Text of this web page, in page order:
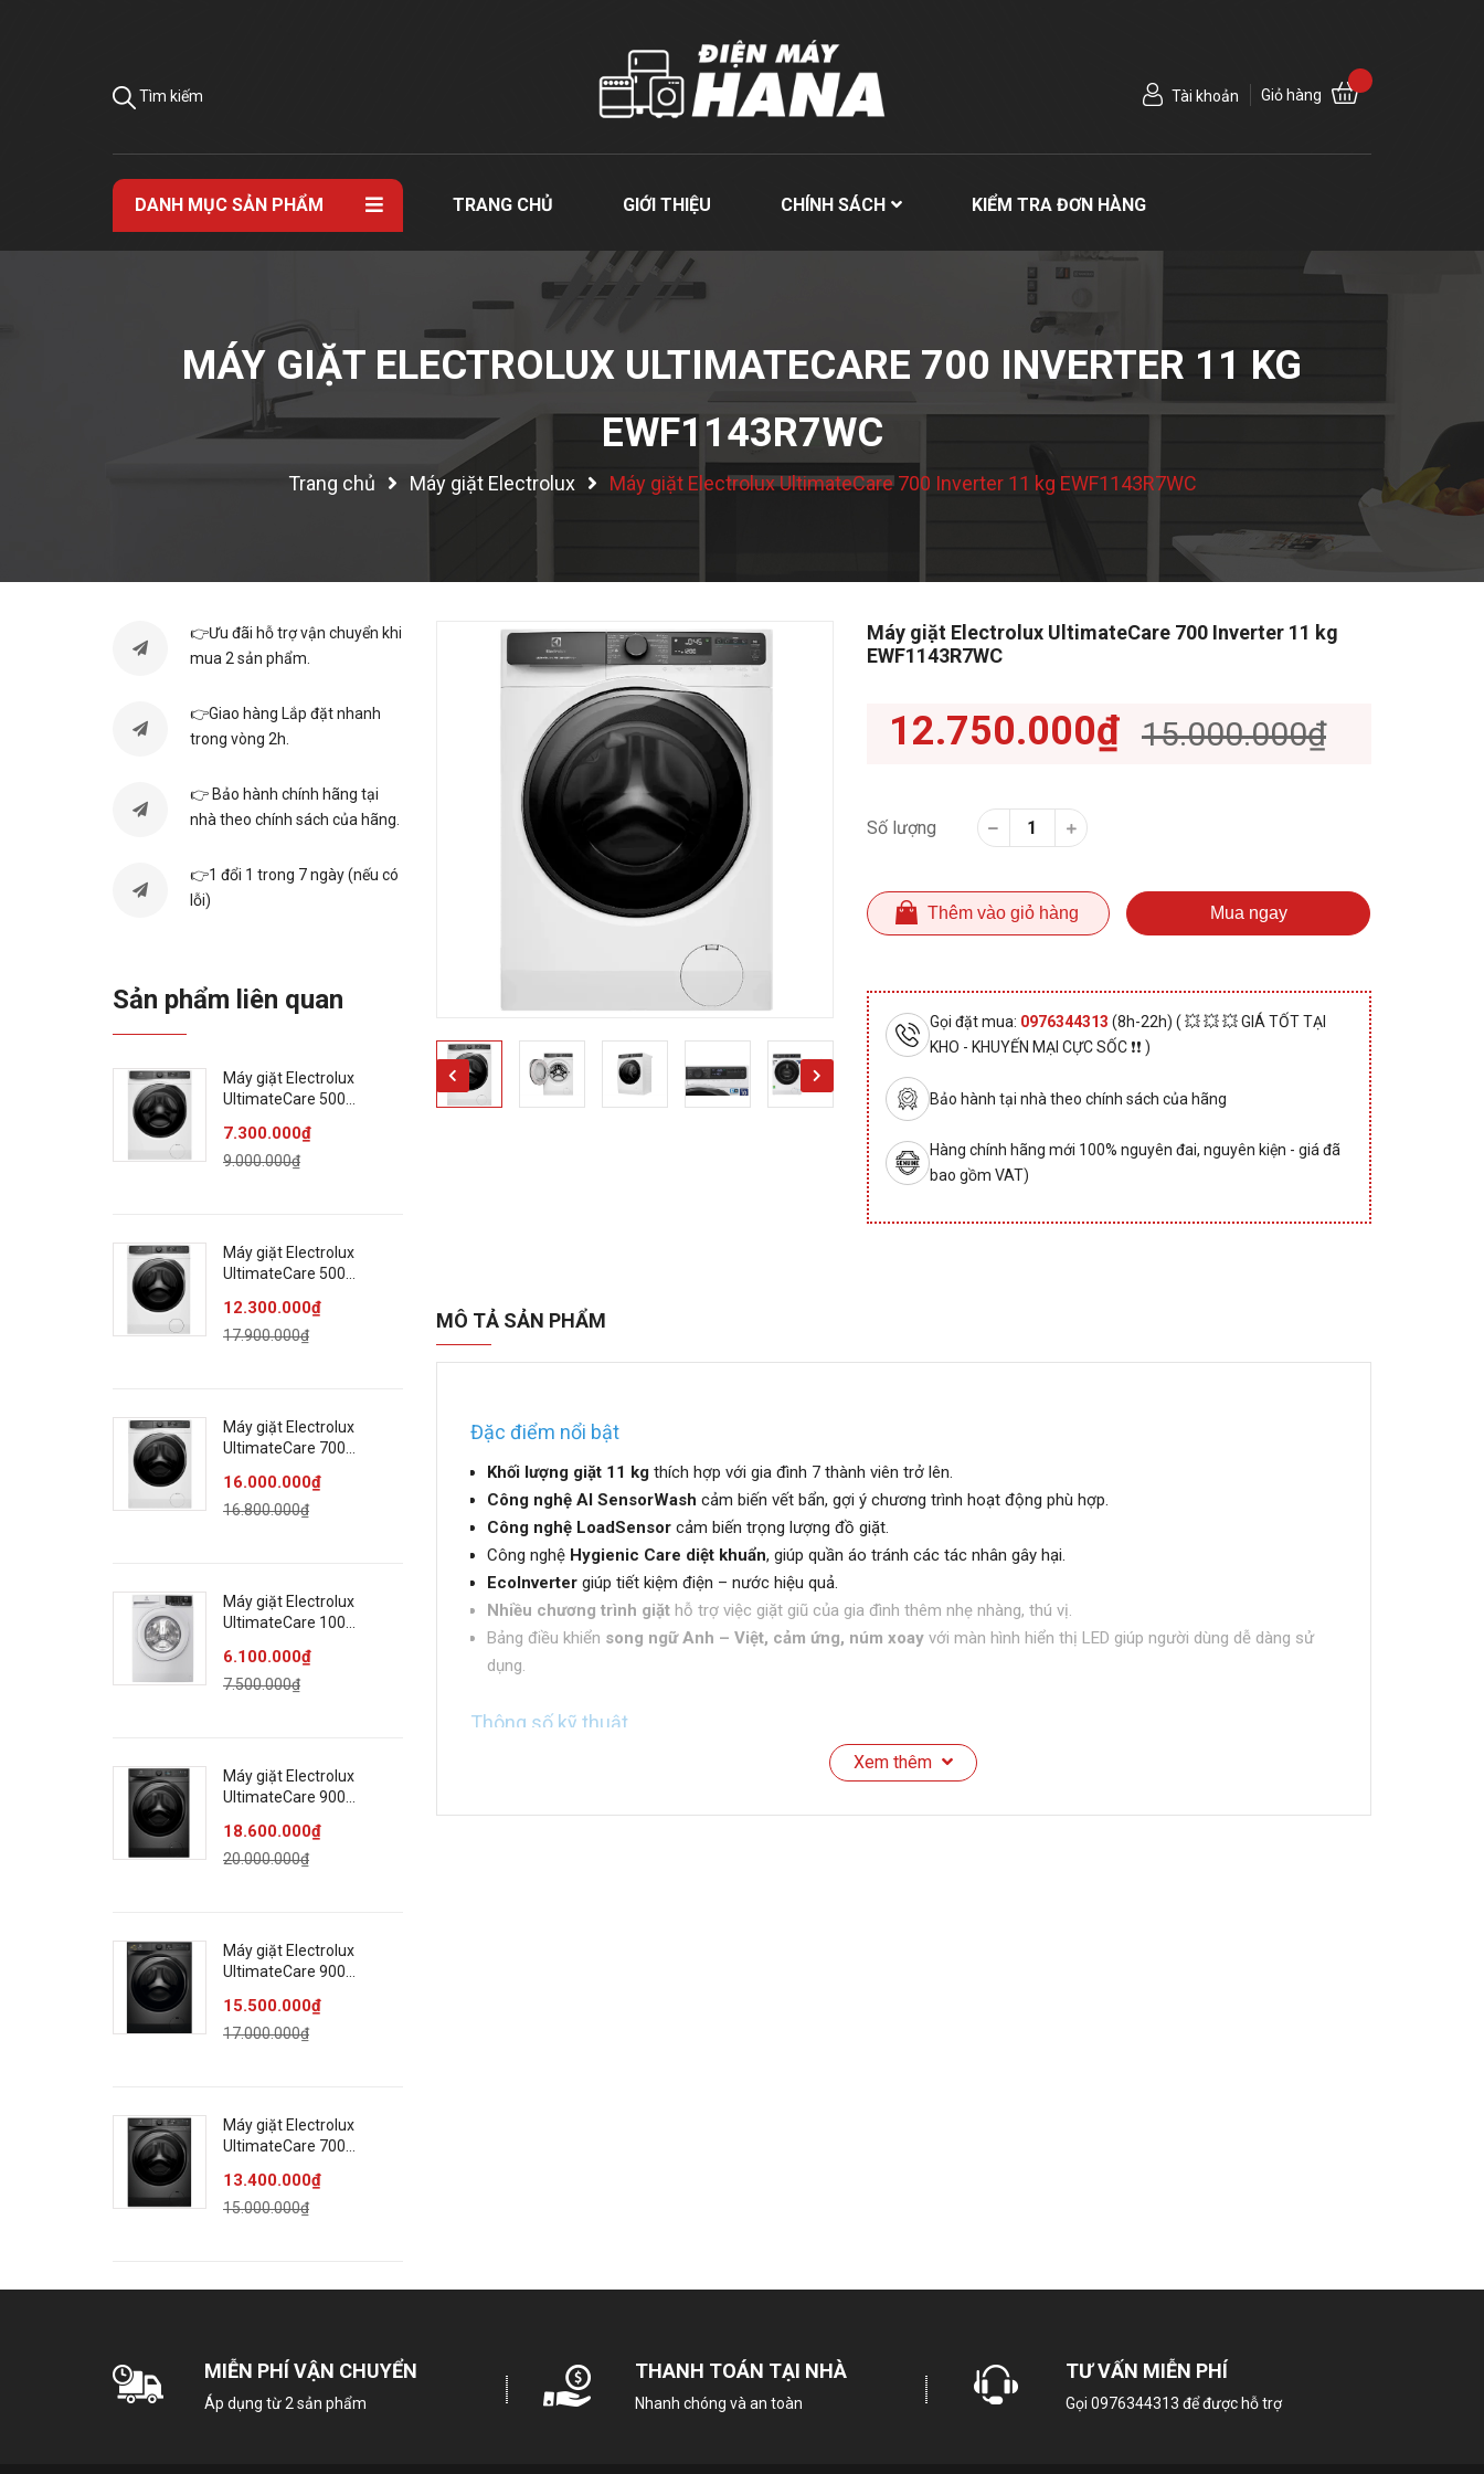
Tìm kiếm Tài khoản Giỏ hàng
DANH MỤC SẢN PHẨM TRANG CHỦ GIỚI THIỆU CHÍNH SÁCH KIỂM TRA ĐƠN HÀNG
MÁY GIẶT ELECTROLUX ULTIMATECARE 700 INVERTER 11 KG
EWF1143R7WC
Trang chủ Máy giặt Electrolux Máy giặt Electrolux UltimateCare 700 Inverter 11 kg EWF1143R7WC
Máy giặt Electrolux UltimateCare 700 Inverter 11 kg
EWF1143R7WC
12.750.000₫ 15.000.000₫
Số lượng
Thêm vào giỏ hàng Mua ngay
Gọi đặt mua: 0976344313 (8h-22h) ( 💥 💥 💥 GIÁ TỐT TẠI
KHO - KHUYẾN MẠI CỰC SỐC ❗❗ )
Bảo hành tại nhà theo chính sách của hãng
Hàng chính hãng mới 100% nguyên đai, nguyên kiện - giá đã
bao gồm VAT)
MÔ TẢ SẢN PHẨM
Đặc điểm nổi bật
Khối lượng giặt 11 kgthích hợp với gia đình 7 thành viên trở lên.
Công nghệ AI SensorWash cảm biến vết bẩn, gợi ý chương trình hoạt động phù hợp.
Công nghệ LoadSensor cảm biến trọng lượng đồ giặt.
Công nghệ Hygienic Care diệt khuẩn, giúp quần áo tránh các tác nhân gây hại.
EcoInvertergiúp tiết kiệm điện – nước hiệu quả.
Nhiều chương trình giặthỗ trợ việc giặt giũ của gia đình thêm nhẹ nhàng, thú vị.
Bảng điều khiển song ngữ Anh – Việt, cảm ứng, núm xoayvới màn hình hiển thị LED giúp người dùng dễ dàng sử
dụng.
Thông số kỹ thuật
Khối lượng giặt: 11 Kg
Đồ trải giường
Vắt
Xem thêm
👉Ưu đãi hỗ trợ vận chuyển khi
mua 2 sản phẩm.
👉Giao hàng Lắp đặt nhanh
trong vòng 2h.
👉 Bảo hành chính hãng tại
nhà theo chính sách của hãng.
👉1 đổi 1 trong 7 ngày (nếu có
lỗi)
Sản phẩm liên quan
Máy giặt Electrolux
UltimateCare 500
EWF9023P5WC
7.300.000₫
9.000.000₫
Máy giặt Electrolux
UltimateCare 500
EWF1343P5WC
12.300.000₫
17.900.000₫
Máy giặt Electrolux
UltimateCare 700
EWF1343R7WC
16.000.000₫
16.800.000₫
Máy giặt Electrolux
UltimateCare 100
EWF9025DQWB
6.100.000₫
7.500.000₫
Máy giặt Electrolux
UltimateCare 900
EWF1342R9SC
18.600.000₫
20.000.000₫
Máy giặt Electrolux
UltimateCare 900
EWF1142R9SC
15.500.000₫
17.000.000₫
Máy giặt Electrolux
UltimateCare 700
EWF1143R7SC
13.400.000₫
15.000.000₫
MIỄN PHÍ VẬN CHUYỂN
Áp dụng từ 2 sản phẩm
THANH TOÁN TẠI NHÀ
Nhanh chóng và an toàn
TƯ VẤN MIỄN PHÍ
Gọi 0976344313 để được hỗ trợ